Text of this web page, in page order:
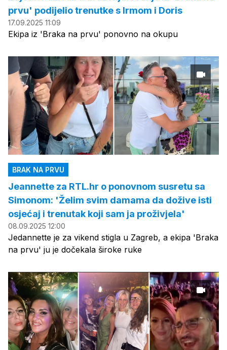
prvu' podijelio trenutke s Irmom i Doris
17.09.2025 11:09
Ekipa iz 'Braka na prvu' ponovno na okupu
BRAK NA PRVU
Jeannette za RTL.hr o ponovnom susretu sa
Simonom: 'Želim svim damama da dožive isti
osjećaj i trenutak koji sam ja proživjela'
08.09.2025 12:00
Jedannette je za vikend stigla u Zagreb, a ekipa 'Braka
na prvu' ju je dočekala široke ruke